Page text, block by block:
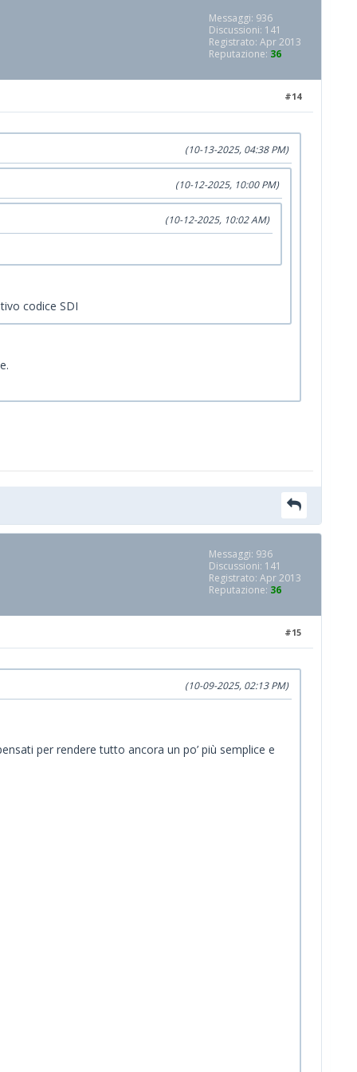
Messaggi: 936
Discussioni: 141
Registrato: Apr 2013
Reputazione: 36
#14
(10-13-2025, 04:38 PM)
(10-12-2025, 10:00 PM)
(10-12-2025, 10:02 AM)
codice SDI
Messaggi: 936
Discussioni: 141
Registrato: Apr 2013
Reputazione: 36
#15
(10-09-2025, 02:13 PM)
per rendere tutto ancora un po’ più semplice e